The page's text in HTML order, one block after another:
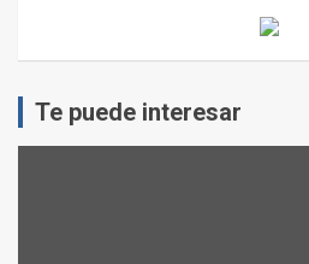
Te puede interesar